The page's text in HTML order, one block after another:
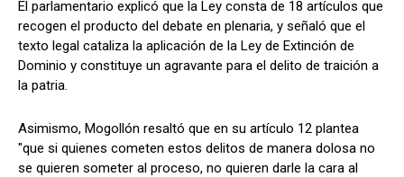
El parlamentario explicó que la Ley consta de 18 artículos que
recogen el producto del debate en plenaria, y señaló que el
texto legal cataliza la aplicación de la Ley de Extinción de
Dominio y constituye un agravante para el delito de traición a
la patria.
Asimismo, Mogollón resaltó que en su artículo 12 plantea
"que si quienes cometen estos delitos de manera dolosa no
se quieren someter al proceso, no quieren darle la cara al